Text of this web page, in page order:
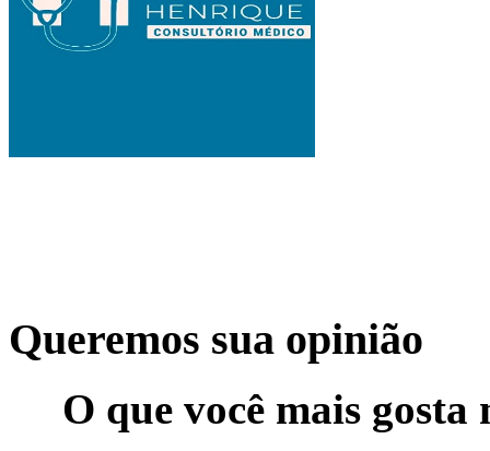
Queremos sua opinião
O que você mais